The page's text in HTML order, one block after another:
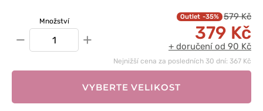
Množství
− +
-35% 579 Kč
379 Kč
+ doručení od 90 Kč
Nejnižší cena za posledních 30 dní: 367 Kč
VYBERTE VELIKOST